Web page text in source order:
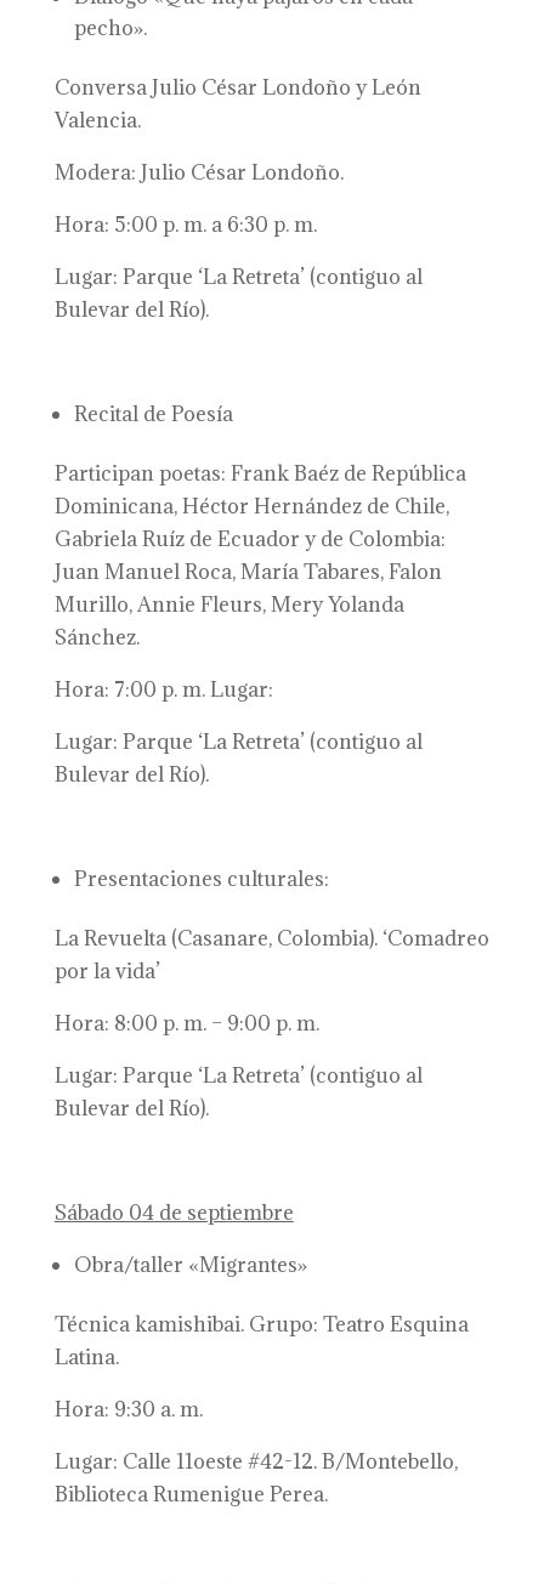
pecho».
Conversa Julio César Londoño y León
Valencia.
Modera: Julio César Londoño.
Hora: 5:00 p. m. a 6:30 p. m.
Lugar: Parque ‘La Retreta’ (contiguo al
Bulevar del Río).
Recital de Poesía
Participan poetas: Frank Baéz de República
Dominicana, Héctor Hernández de Chile,
Gabriela Ruíz de Ecuador y de Colombia:
Juan Manuel Roca, María Tabares, Falon
Murillo, Annie Fleurs, Mery Yolanda
Sánchez.
Hora: 7:00 p. m. Lugar:
Lugar: Parque ‘La Retreta’ (contiguo al
Bulevar del Río).
Presentaciones culturales:
La Revuelta (Casanare, Colombia). ‘Comadreo
por la vida’
Hora: 8:00 p. m. – 9:00 p. m.
Lugar: Parque ‘La Retreta’ (contiguo al
Bulevar del Río).
Sábado 04 de septiembre
Obra/taller «Migrantes»
Técnica kamishibai. Grupo: Teatro Esquina
Latina.
Hora: 9:30 a. m.
Lugar: Calle 11oeste #42-12. B/Montebello,
Biblioteca Rumenigue Perea.